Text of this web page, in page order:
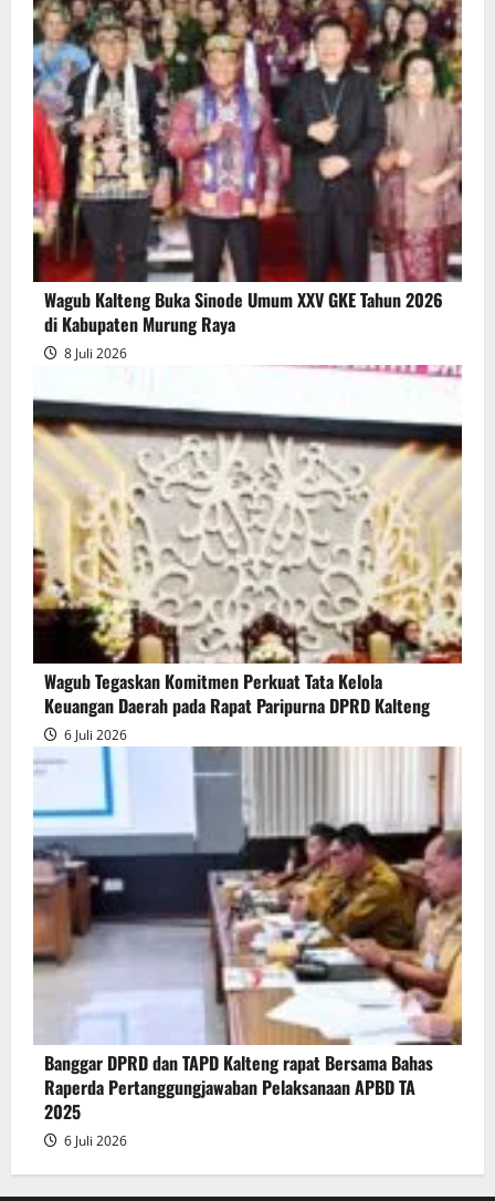
Wagub Kalteng Buka Sinode Umum XXV GKE Tahun 2026
di Kabupaten Murung Raya
8 Juli 2026
Wagub Tegaskan Komitmen Perkuat Tata Kelola
Keuangan Daerah pada Rapat Paripurna DPRD Kalteng
6 Juli 2026
Banggar DPRD dan TAPD Kalteng rapat Bersama Bahas
Raperda Pertanggungjawaban Pelaksanaan APBD TA
2025
6 Juli 2026